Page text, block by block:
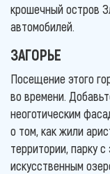
крошечный остров
автомобилей.
ЗАГОРЬЕ
Посещение этого
во времени.
неоготическим
о том, как жили
территории, парку
искусственным